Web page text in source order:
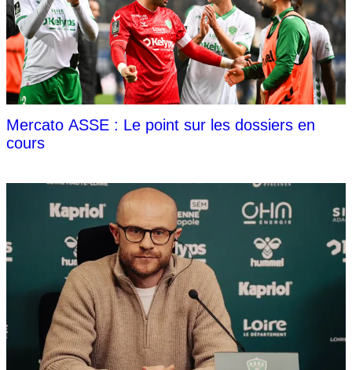
Mercato ASSE : Le point sur les dossiers en
cours